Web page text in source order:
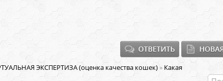
ЭКСПЕРТИЗА (оценка качества кошек)» Какая